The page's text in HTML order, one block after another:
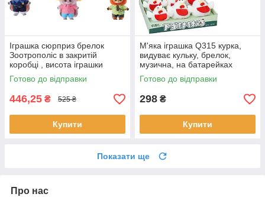
Іграшка сюрприз брелок
Зоотрополіс в закритій
коробці , висота іграшки
15см.
Готово до відправки
446,25 ₴ 525 ₴
Купити
М'яка іграшка Q315 курка,
видуває кульку, брелок,
музична, на батарейках
(таблетках), розмір 15-10см.
Ціна вказана за 1шт.
Готово до відправки
298 ₴
Купити
Показати ще
Про нас